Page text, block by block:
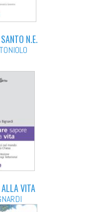
N.E.
ALLA VITA